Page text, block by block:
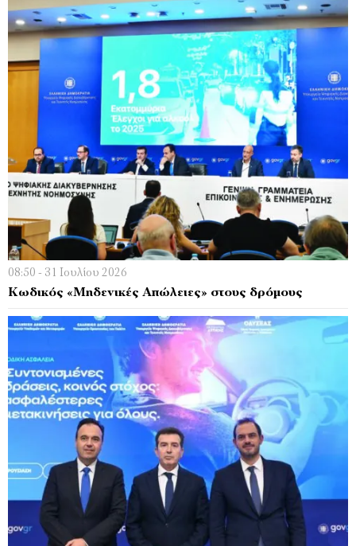
08:50 - 31 Ιουλίου 2026
Κωδικός «Μηδενικές Απώλειες» στους δρόμους